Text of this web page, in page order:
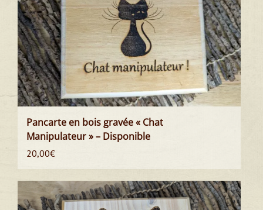
Pancarte en bois gravée « Chat
Manipulateur » – Disponible
20,00€